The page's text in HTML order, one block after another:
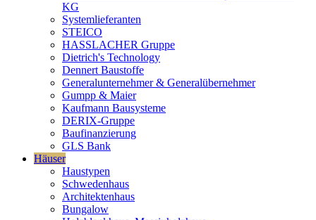
KG
Systemlieferanten
STEICO
HASSLACHER Gruppe
Dietrich's Technology
Dennert Baustoffe
Generalunternehmer & Generalübernehmer
Gumpp & Maier
Kaufmann Bausysteme
DERIX-Gruppe
Baufinanzierung
GLS Bank
Häuser
Haustypen
Schwedenhaus
Architektenhaus
Bungalow